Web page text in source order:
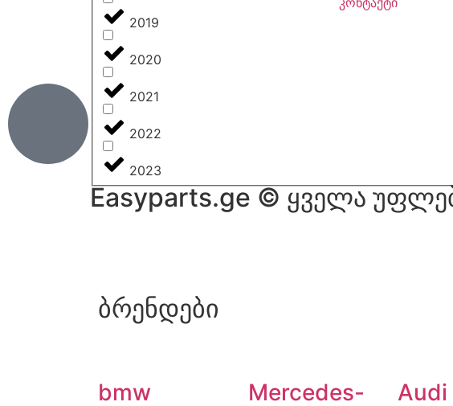
2019
2020
2021
2022
2023
Easyparts.ge © ყველა
ბრენდები
bmw
Mercedes-
Audi